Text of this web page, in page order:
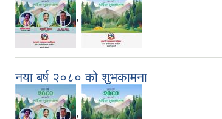
,
नया बर्ष २०८० को शुभकामना
,